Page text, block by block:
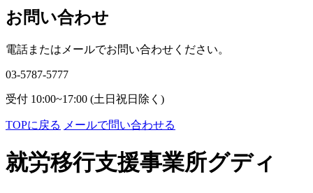
ブ
お問い合わせ
電話またはメールでお問い合わせください。
03-5787-5777
受付 10:00~17:00 (土日祝日除く)
TOPに戻る メールで問い合わせる
就労移行支援事業所グディ